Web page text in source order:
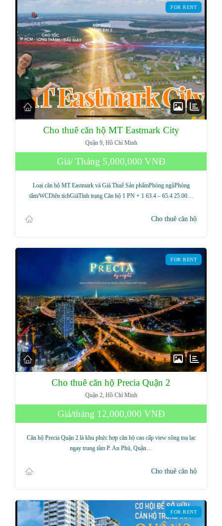
FOR RENT
Cho thuê căn hộ MT Eastmark City
Quận 9, Hồ Chí Minh
Giá/ Tháng 5,000,000 VNĐ
Loại căn hộ MT Eastmark và Giá Thuê Sản phẩmPhòng ngủPhòng
tắm/WCDiện tíchGiáTình trạng Căn hộ 1 PN + 1 63.4 – 65.4 25.00…
Cho thuê căn hộ
FOR RENT
Cho thuê căn hộ Precia Quận 2
Quận 2, Hồ Chí Minh
Giá/tháng 12,000,000 VNĐ
Căn hộ Precia Quận 2 là khu phức hợp căn hộ cao cấp view sông toạ lạc
ngay trung tâm P. An Phú, Quận…
Cho thuê căn hộ
FOR RENT